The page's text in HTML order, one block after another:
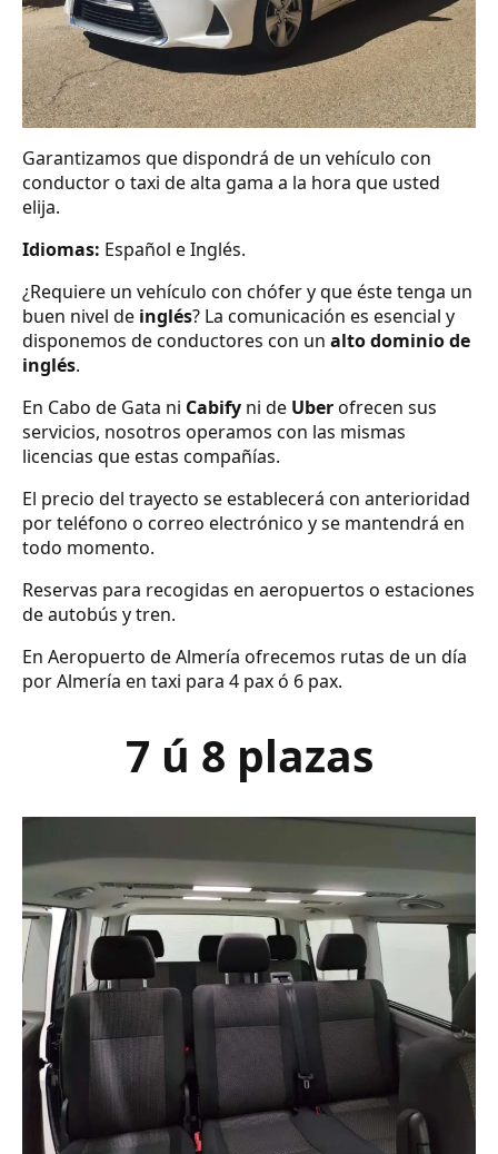
Garantizamos que dispondrá de un vehículo con
conductor o taxi de alta gama a la hora que usted
elija.
Idiomas: Español e Inglés.
¿Requiere un vehículo con chófer y que éste tenga un
buen nivel de inglés? La comunicación es esencial y
disponemos de conductores con un alto dominio de
inglés.
En Cabo de Gata ni Cabify ni de Uberofrecen sus
servicios, nosotros operamos con las mismas
licencias que estas compañías.
El precio del trayecto se establecerá con anterioridad
por teléfono o correo electrónico y se mantendrá en
todo momento.
Reservas para recogidas en aeropuertos o estaciones
de autobús y tren.
En Aeropuerto de Almería ofrecemos rutas de un día
por Almería en taxi para 4 pax ó 6 pax.
7 ú 8 plazas